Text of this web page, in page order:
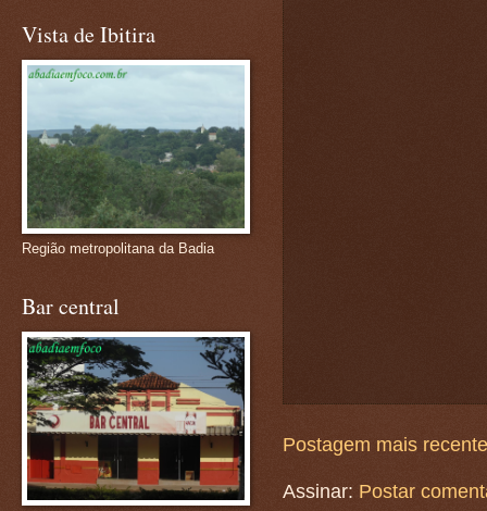
Postagem mais recente
Assinar: Postar
Vista de Ibitira
Região metropolitana da Badia
Bar central